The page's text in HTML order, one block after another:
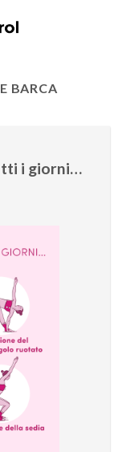
BARCA
i giorni…